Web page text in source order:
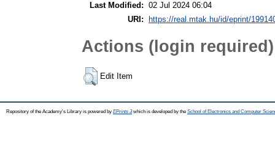
Last Modified: 02 Jul 2024 06:04
URI:
https://real.mtak.hu/id/eprint/
Actions (login required)
Edit Item
Repository of the Academy's Library is powered by EPrints 3which is developed by the School of Electronics and Computer